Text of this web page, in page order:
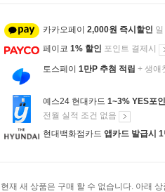
카카오페이 2,000원 즉시할인
페이코 1% 할인 포인트 결제시
토스페이 1만P 추첨 적립 + 생애
예스24 현대카드 1~3% YES포
전월 실적 조건 없음
현대백화점카드 앱카드 발급시
현재 새 상품은 구매 할 수 없습니다. 아래